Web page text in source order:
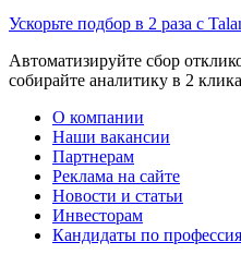
Ускорьте подбор в 2 раза с
Автоматизируйте сбор
собирайте аналитику в 2 клика
О компании
Наши вакансии
Партнерам
Реклама на сайте
Новости и статьи
Инвесторам
Кандидаты по